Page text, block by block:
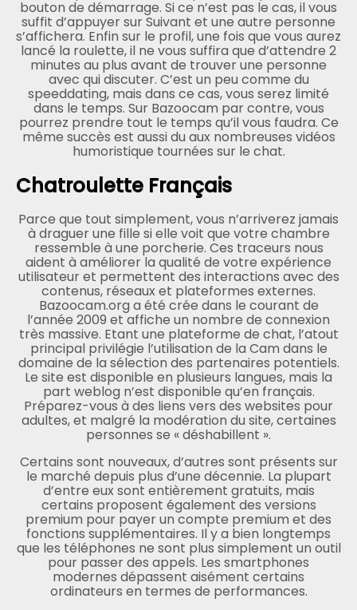
bouton de démarrage. Si ce n’est pas le cas, il vous
suffit d’appuyer sur Suivant et une autre personne
s’affichera. Enfin sur le profil, une fois que vous aurez
lancé la roulette, il ne vous suffira que d’attendre 2
minutes au plus avant de trouver une personne
avec qui discuter. C’est un peu comme du
speeddating, mais dans ce cas, vous serez limité
dans le temps. Sur Bazoocam par contre, vous
pourrez prendre tout le temps qu’il vous faudra. Ce
même succès est aussi du aux nombreuses vidéos
humoristique tournées sur le chat.
Chatroulette Français
Parce que tout simplement, vous n’arriverez jamais
à draguer une fille si elle voit que votre chambre
ressemble à une porcherie. Ces traceurs nous
aident à améliorer la qualité de votre expérience
utilisateur et permettent des interactions avec des
contenus, réseaux et plateformes externes.
Bazoocam.org a été crée dans le courant de
l’année 2009 et affiche un nombre de connexion
très massive. Etant une plateforme de chat, l’atout
principal privilégie l’utilisation de la Cam dans le
domaine de la sélection des partenaires potentiels.
Le site est disponible en plusieurs langues, mais la
part weblog n’est disponible qu’en français.
Préparez-vous à des liens vers des websites pour
adultes, et malgré la modération du site, certaines
personnes se « déshabillent ».
Certains sont nouveaux, d’autres sont présents sur
le marché depuis plus d’une décennie. La plupart
d’entre eux sont entièrement gratuits, mais
certains proposent également des versions
premium pour payer un compte premium et des
fonctions supplémentaires. Il y a bien longtemps
que les téléphones ne sont plus simplement un outil
pour passer des appels. Les smartphones
modernes dépassent aisément certains
ordinateurs en termes de performances.